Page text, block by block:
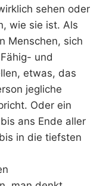
sehen oder
wie sie ist. Als
Menschen, sich
und
etwas, das
jegliche
Oder ein
ans Ende aller
in die tiefsten